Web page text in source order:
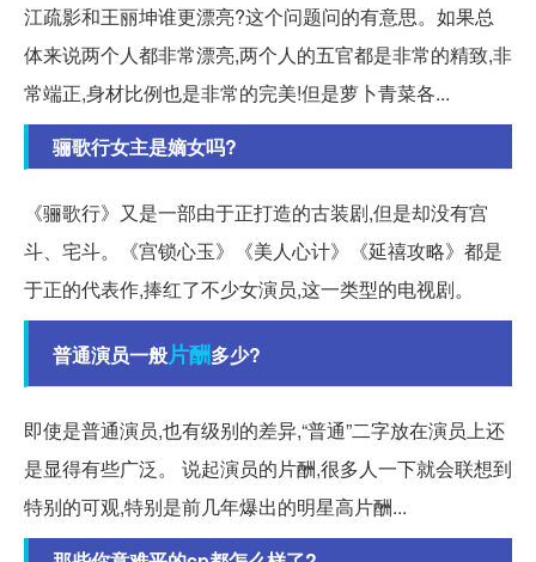
江疏影和王丽坤谁更漂亮?这个问题问的有意思。如果总
体来说两个人都非常漂亮,两个人的五官都是非常的精致,非
常端正,身材比例也是非常的完美!但是萝卜青菜各...
骊歌行女主是嫡女吗?
《骊歌行》又是一部由于正打造的古装剧,但是却没有宫
斗、宅斗。《宫锁心玉》《美人心计》《延禧攻略》都是
于正的代表作,捧红了不少女演员,这一类型的电视剧。
普通演员一般片酬多少?
即使是普通演员,也有级别的差异,“普通”二字放在演员上还
是显得有些广泛。 说起演员的片酬,很多人一下就会联想到
特别的可观,特别是前几年爆出的明星高片酬...